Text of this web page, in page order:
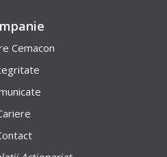
Cemacon